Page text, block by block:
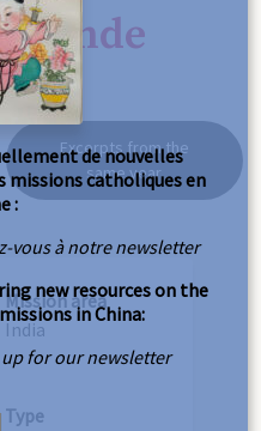
l'Inde
Excerpts from the
same year
Mission area
India
Type
de nouvelles
missions catholiques en
:
vous à notre newsletter
new resources on the
in China:
up for our newsletter